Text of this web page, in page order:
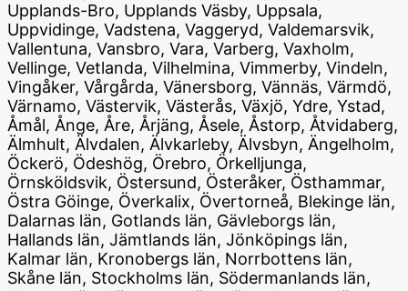
Upplands-Bro, Upplands Väsby, Uppsala,
Uppvidinge, Vadstena, Vaggeryd, Valdemarsvik,
Vallentuna, Vansbro, Vara, Varberg, Vaxholm,
Vellinge, Vetlanda, Vilhelmina, Vimmerby, Vindeln,
Vingåker, Vårgårda, Vänersborg, Vännäs, Värmdö,
Värnamo, Västervik, Västerås, Växjö, Ydre, Ystad,
Åmål, Ånge, Åre, Årjäng, Åsele, Åstorp, Åtvidaberg,
Älmhult, Älvdalen, Älvkarleby, Älvsbyn, Ängelholm,
Öckerö, Ödeshög, Örebro, Örkelljunga,
Örnsköldsvik, Östersund, Österåker, Östhammar,
Östra Göinge, Överkalix, Övertorneå, Blekinge län,
Dalarnas län, Gotlands län, Gävleborgs län,
Hallands län, Jämtlands län, Jönköpings län,
Kalmar län, Kronobergs län, Norrbottens län,
Skåne län, Stockholms län, Södermanlands län,